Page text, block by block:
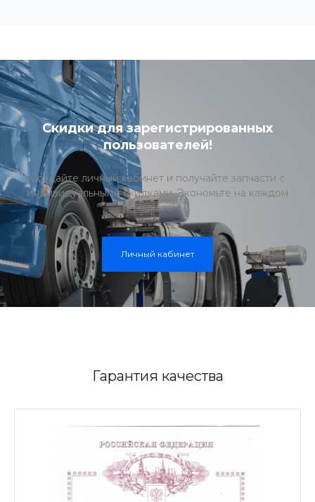
Скидки для зарегистрированных
пользователей!
Создайте личный кабинет и получайте запчасти с
индивидуальными скидками. Экономьте на каждом
заказе!
Личный кабинет
Гарантия качества